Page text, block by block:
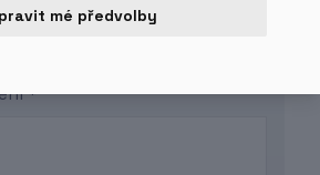
mé předvolby
*